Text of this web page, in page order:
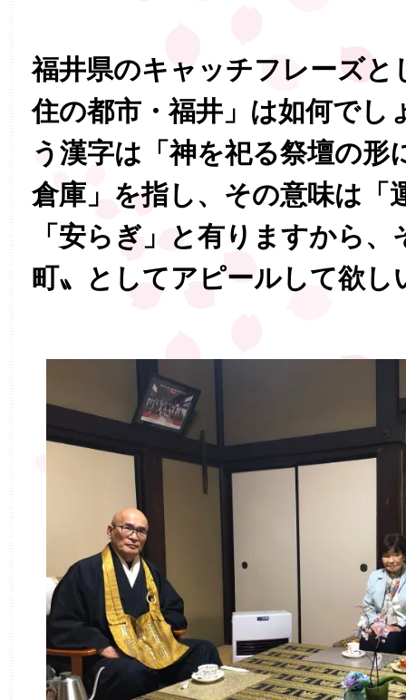
福井県のキャッチフレーズと
住の都市・福井」は如何でし
う漢字は「神を祀る祭壇の形
倉庫」を指し、その意味は「
「安らぎ」と有りますから
町〟としてアピールして欲し